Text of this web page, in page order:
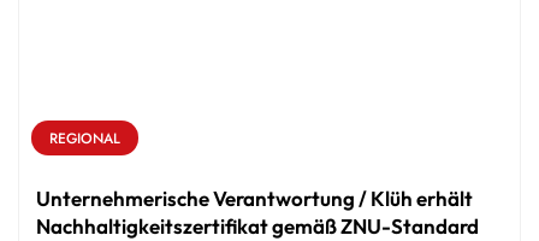
REGIONAL
Unternehmerische Verantwortung / Klüh erhält
Nachhaltigkeitszertifikat gemäß ZNU-Standard